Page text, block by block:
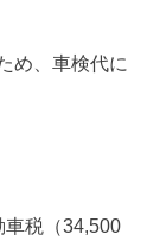
め、車検代に
車税（34,500